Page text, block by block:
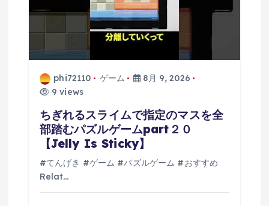
phi72110 ゲーム
8月 9, 2026
9 views
ちぎれるスライムで指定のマスを全
部踏むパズルゲームpart２０
【Jelly Is Sticky】
#てんげき #ゲーム #パズルゲーム #おすすめ
Relat…